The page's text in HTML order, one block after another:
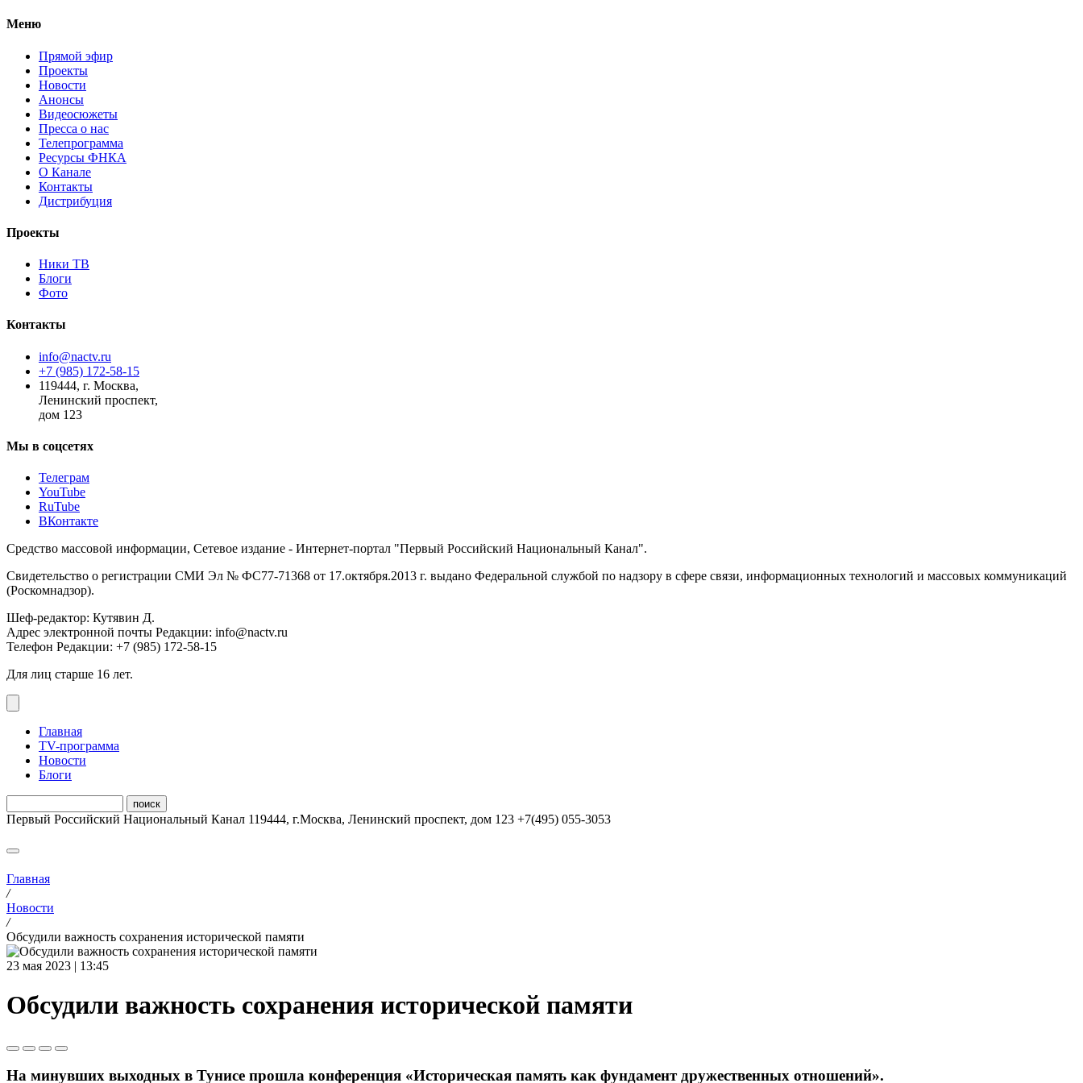
Меню
Прямой эфир
Проекты
Новости
Анонсы
Видеосюжеты
Пресса о нас
Телепрограмма
Ресурсы ФНКА
О Канале
Контакты
Дистрибуция
Проекты
Ники ТВ
Блоги
Фото
Контакты
info@nactv.ru
+7 (985) 172-58-15
119444, г. Москва,
Ленинский проспект,
дом 123
Мы в соцсетях
Телеграм
YouTube
RuTube
ВКонтакте
Средство массовой информации, Сетевое издание - Интернет-портал "Первый Российский Национальный Канал".
Свидетельство о регистрации СМИ Эл № ФС77-71368 от 17.октября.2013 г. выдано Федеральной службой по надзору в сфере связи, информационных технологий и массовых коммуникаций
(Роскомнадзор).
Шеф-редактор: Кутявин Д.
Адрес электронной почты Редакции: info@nactv.ru
Телефон Редакции: +7 (985) 172-58-15
Для лиц старше 16 лет.
Главная
ТV-программа
Новости
Блоги
Первый Российский Национальный Канал 119444, г.Москва, Ленинский проспект, дом 123 +7(495) 055-3053
Главная
/
Новости
/
Обсудили важность сохранения исторической памяти
23 мая 2023 | 13:45
Обсудили важность сохранения исторической памяти
На минувших выходных в Тунисе прошла конференция «Историческая память как фундамент дружественных отношений».